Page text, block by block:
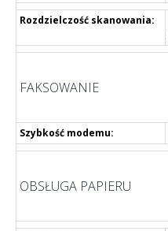
Rozdzielczość skanowania:
FAKSOWANIE
Szybkość modemu:
OBSŁUGA PAPIERU